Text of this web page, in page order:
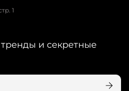
1
и секретные